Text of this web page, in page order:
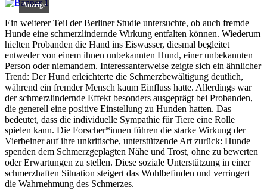
Anzeige
Ein weiterer Teil der Berliner Studie untersuchte, ob auch fremde
Hunde eine schmerzlindernde Wirkung entfalten können. Wiederum
hielten Probanden die Hand ins Eiswasser, diesmal begleitet
entweder von einem ihnen unbekannten Hund, einer unbekannten
Person oder niemandem. Interessanterweise zeigte sich ein ähnlicher
Trend: Der Hund erleichterte die Schmerzbewältigung deutlich,
während ein fremder Mensch kaum Einfluss hatte. Allerdings war
der schmerzlindernde Effekt besonders ausgeprägt bei Probanden,
die generell eine positive Einstellung zu Hunden hatten. Das
bedeutet, dass die individuelle Sympathie für Tiere eine Rolle
spielen kann. Die Forscher*innen führen die starke Wirkung der
Vierbeiner auf ihre unkritische, unterstützende Art zurück: Hunde
spenden dem Schmerzgeplagten Nähe und Trost, ohne zu bewerten
oder Erwartungen zu stellen. Diese soziale Unterstützung in einer
schmerzhaften Situation steigert das Wohlbefinden und verringert
die Wahrnehmung des Schmerzes.